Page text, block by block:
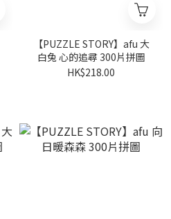
【PUZZLE STORY】afu 大
白兔 心的追尋 300片拼圖
HK$218.00